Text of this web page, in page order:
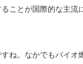
ことが国際的な主流
すね。なかでもバイオ